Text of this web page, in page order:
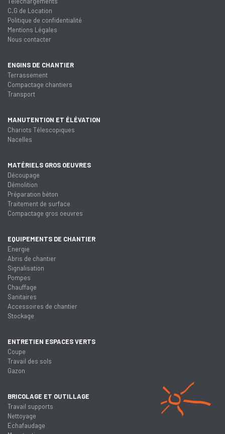
C.G de Location
Politique de confidentialité
Mentions Légales
Nous contacter
ENGINS DE CHANTIER
Terrassement
Compactage chantiers
Transport
MANUTENTION ET ÉLÉVATION
Chariots Télescopiques
Nacelles
MATÉRIELS GROS OEUVRES
Découpage
Démolition
Préparation béton
Traitement de surface
Compactage gros oeuvres
EQUIPEMENTS DE CHANTIER
Energie
Abris de chantier
Signalisation
Pompes
Chauffage
Sanitaires
Accessoires de chantier
Stockage
ENTRETIEN ESPACES VERTS
Coupe
Travail des sols
Gazon
BRICOLAGE ET OUTILLAGE
Travail supports
Nettoyage
Echafaudage